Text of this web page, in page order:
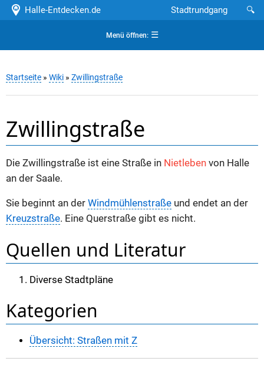
Halle-Entdecken.de 🔍
Stadtrundgang
Menü öffnen:☰
Startseite » Wiki » Zwillingstraße
Zwillingstraße
Die Zwillingstraße ist eine Straße in Nietleben von Halle
an der Saale.
Sie beginnt an der Windmühlenstraße und endet an der
Kreuzstraße. Eine Querstraße gibt es nicht.
Quellen und Literatur
Diverse Stadtpläne
Kategorien
Übersicht: Straßen mit Z